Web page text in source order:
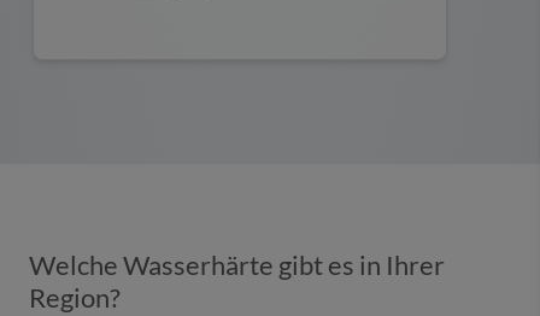
Welche Wasserhärte gibt es in Ihrer
Region?